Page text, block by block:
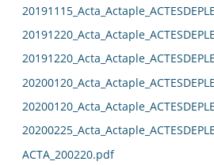
ACTA_200220.pdf